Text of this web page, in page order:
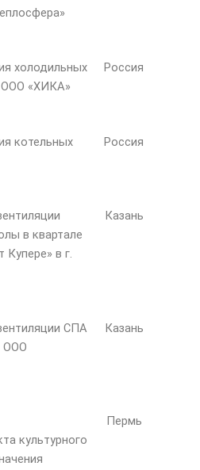
холодильных
ООО «ХИКА»
Россия
котельных
Россия
в квартале
Купере» в г.
Казань
СПА
ООО
Казань
культурного
Пермь